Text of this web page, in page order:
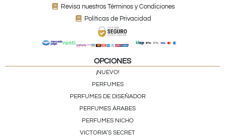
Revisa nuestros Términos y Condiciones
Políticas de Privacidad
OPCIONES
¡NUEVO!
PERFUMES
PERFUMES DE DISEÑADOR
PERFUMES ÁRABES
PERFUMES NICHO
VICTORIA’S SECRET